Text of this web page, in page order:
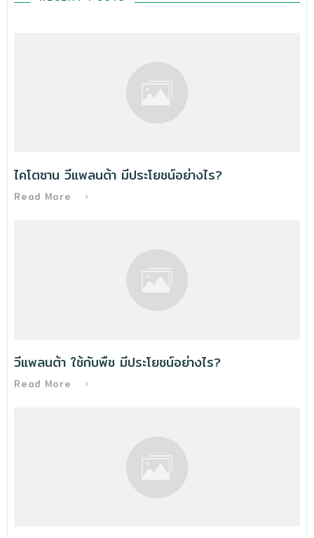
ไคโตซาน วีแพลนต้า มีประโยชน์อย่างไร?
Read More
วีแพลนต้า ใช้กับพืช มีประโยชน์อย่างไร?
Read More